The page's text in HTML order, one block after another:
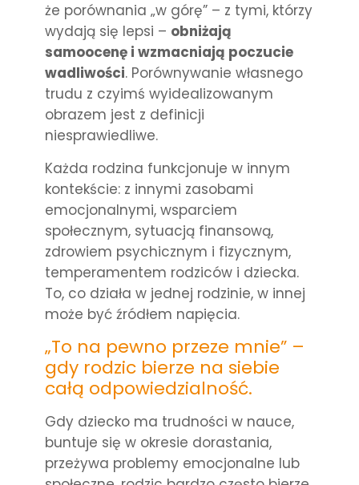
że porównania „w górę” – z tymi, którzy
wydają się lepsi – obniżają
samoocenę i wzmacniają poczucie
wadliwości. Porównywanie własnego
trudu z czyimś wyidealizowanym
obrazem jest z definicji
niesprawiedliwe.
Każda rodzina funkcjonuje w innym
kontekście: z innymi zasobami
emocjonalnymi, wsparciem
społecznym, sytuacją finansową,
zdrowiem psychicznym i fizycznym,
temperamentem rodziców i dziecka.
To, co działa w jednej rodzinie, w innej
może być źródłem napięcia.
„To na pewno przeze mnie” –
gdy rodzic bierze na siebie
całą odpowiedzialność.
Gdy dziecko ma trudności w nauce,
buntuje się w okresie dorastania,
przeżywa problemy emocjonalne lub